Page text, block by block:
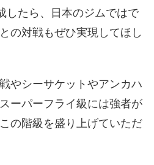
したら、日本のジムではで
との対戦もぜひ実現してほし
やシーサケットやアンカハ
ーパーフライ級には強者が
の階級を盛り上げていただ